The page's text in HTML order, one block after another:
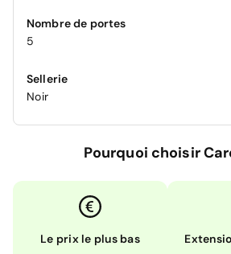
Nombre de portes
5
Sellerie
Noir
Pourquoi choisir
Le prix le plus bas